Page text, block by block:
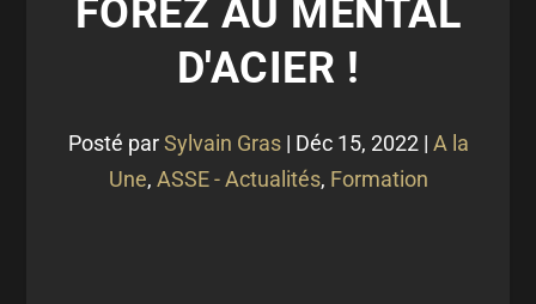
FOREZ AU MENTAL
D'ACIER !
Posté parSylvain Gras| Déc 15, 2022| A la
Une, ASSE - Actualités, Formation